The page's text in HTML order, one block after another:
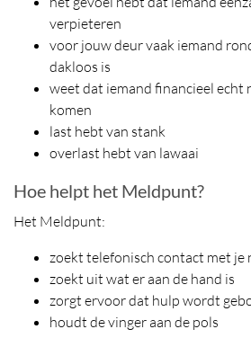
verpieteren
voor jouw deur vaak iemand
dakloos is
weet dat iemand financieel echt
komen
last hebt van stank
overlast hebt van lawaai
Hoe helpt het Meldpunt?
Het Meldpunt:
zoekt telefonisch contact met je
zoekt uit wat er aan de hand is
zorgt ervoor dat hulp wordt
houdt de vinger aan de pols